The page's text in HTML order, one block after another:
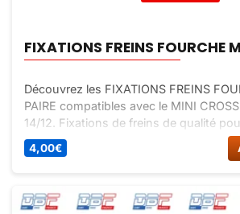
FIXATIONS FREINS FOURCHE
Découvrez les FIXATIONS FREINS
PAIRE compatibles avec le MINI
14/12. Fixations de freins de qualité
sécurité et le bon fonctionnement de
Commandez dès maintenant sur Dirt
4,00€